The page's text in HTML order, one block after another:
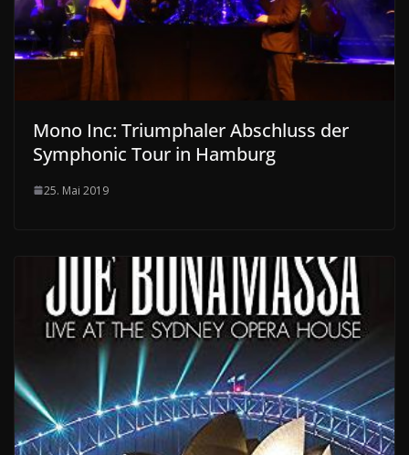
Mono Inc: Triumphaler Abschluss der
Symphonic Tour in Hamburg
25. Mai 2019